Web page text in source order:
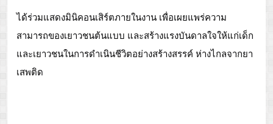
ได้ร่วมแสดงมินิคอนเสิร์ตภายในงาน เพื่อเผยแพร่ความ
สามารถของเยาวชนต้นแบบ และสร้างแรงบันดาลใจให้แก่เด็ก
และเยาวชนในการดำเนินชีวิตอย่างสร้างสรรค์ ห่างไกลจากยา
เสพติด